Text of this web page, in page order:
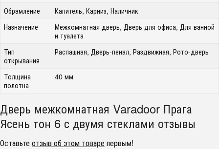
Обрамление
Капитель, Карниз, Наличник
Назначение
Межкомнатная дверь, Дверь для офиса, Для ванной
и туалета
Тип
открывания
Распашная, Дверь-пенал, Раздвижная, Рото-дверь
Толщина
полотна
40 мм
Дверь межкомнатная Varadoor Прага
Ясень тон 6 с двумя стеклами отзывы
Оставьтеотзыв об этом товарепервым!